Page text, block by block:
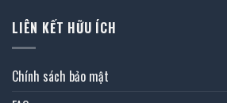
LIÊN KẾT HỮU ÍCH
Chính sách bảo mật